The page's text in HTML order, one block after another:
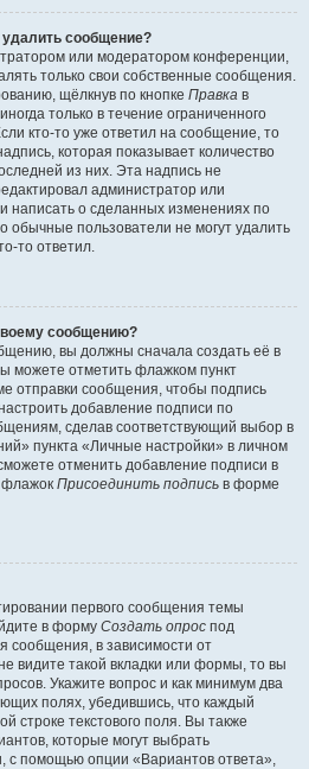
удалить сообщение?
или модератором конференции,
только свои собственные сообщения.
щёлкнув по кнопке Правка в
только в течение ограниченного
кто-то уже ответил на сообщение, то
которая показывает количество
из них. Эта надпись не
администратор или
написать о сделанных изменениях по
обычные пользователи не могут удалить
то ответил.
сообщению?
вы должны сначала создать её в
можете отметить флажком пункт
отправки сообщения, чтобы подпись
добавление подписи по
сделав соответствующий выбор в
пункта «Личные настройки» в личном
отменить добавление подписи в
флажок Присоединить подпись в форме
первого сообщения темы
в форму Создать опрос под
сообщения, в зависимости от
видите такой вкладки или формы, то вы
Укажите вопрос и как минимум два
полях, убедившись, что каждый
строке текстового поля. Вы также
которые могут выбрать
с помощью опции «Вариантов ответа»,